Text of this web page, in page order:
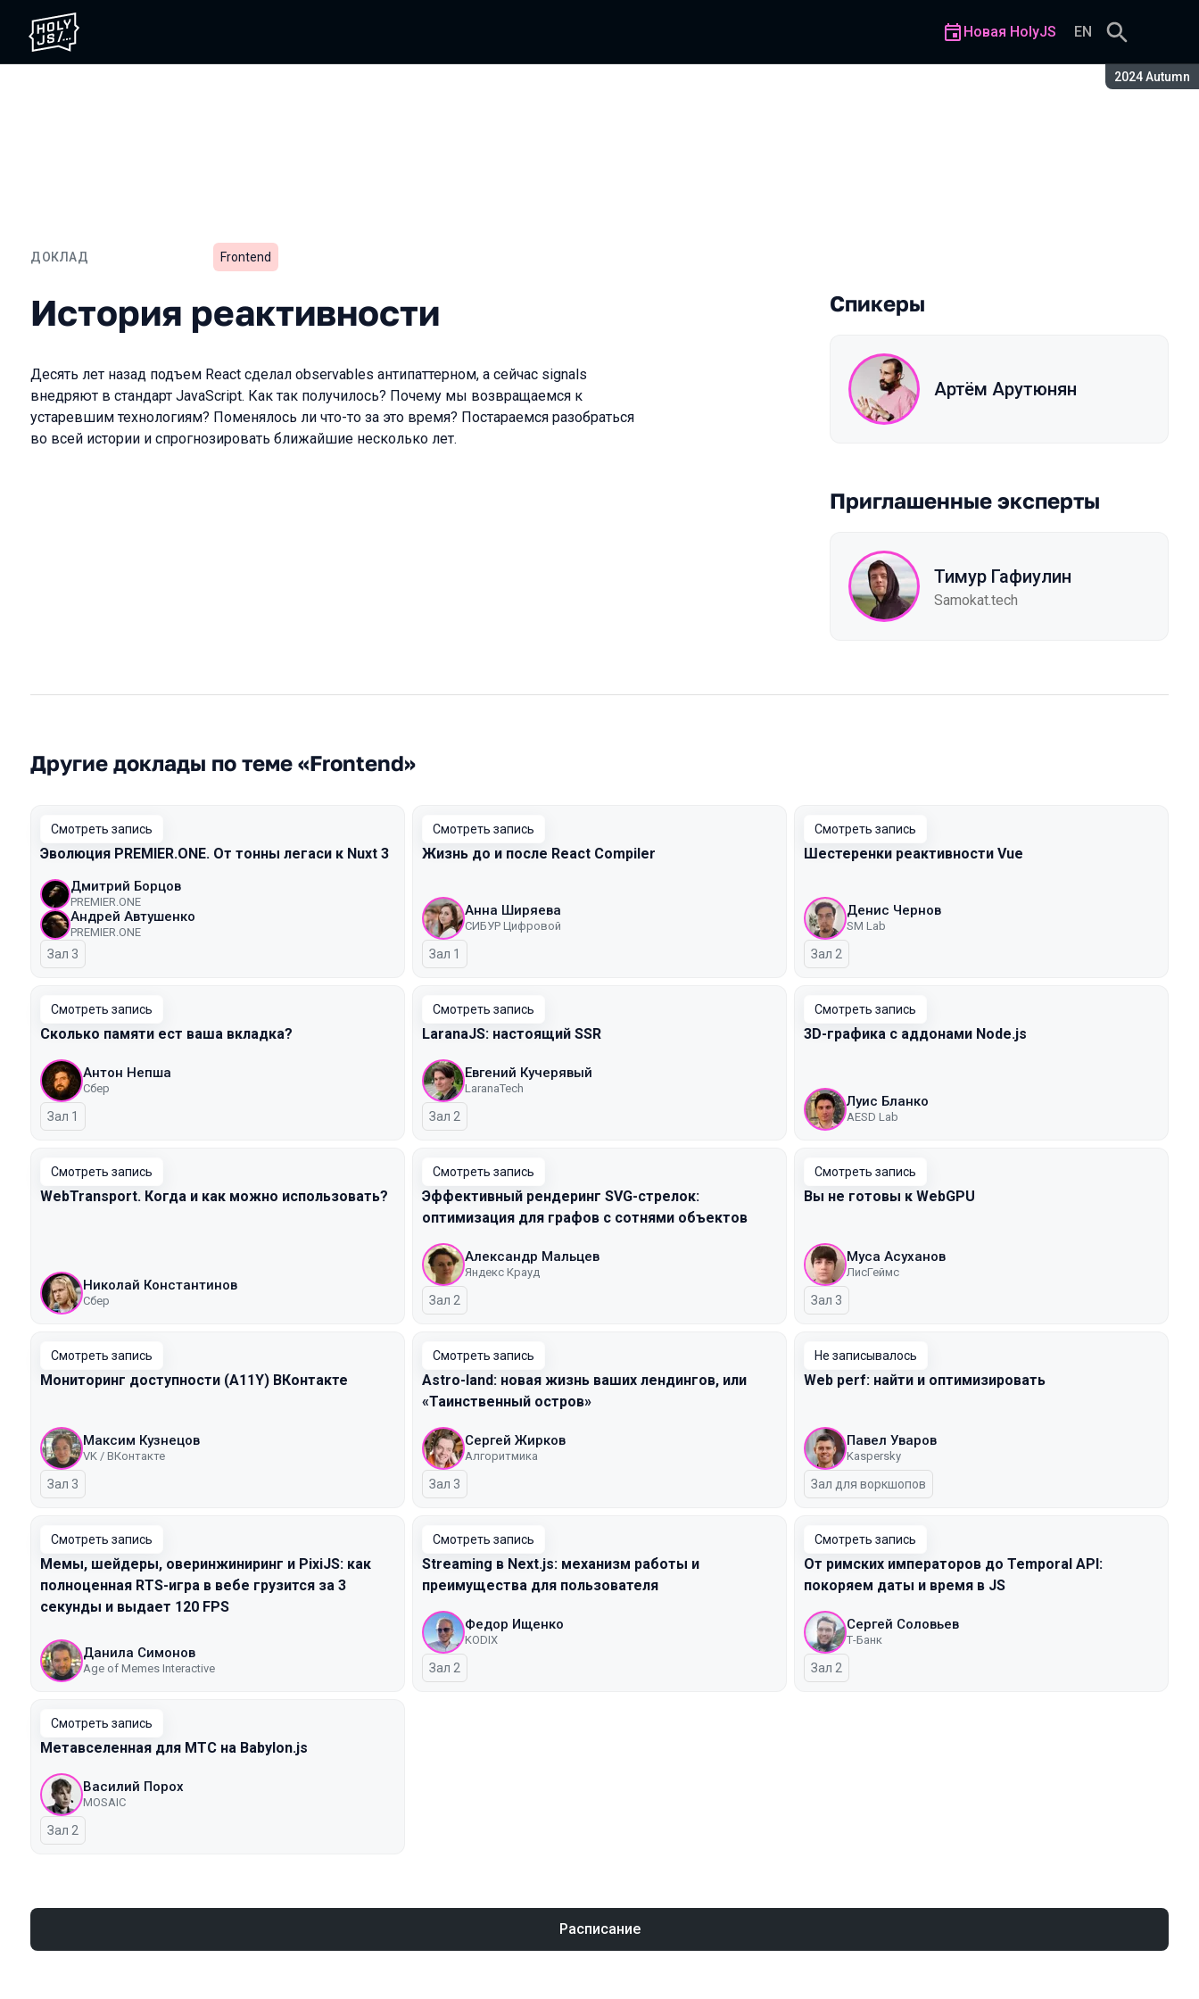
Сезон:
2024 Autumn
Новая HolyJS EN
ДОКЛАД
История реактивности
Frontend
История реактивности
Десять лет назад подъем React сделал observables антипаттерном, а сейчас signals
внедряют в стандарт JavaScript. Как так получилось? Почему мы возвращаемся к
устаревшим технологиям? Поменялось ли что-то за это время? Постараемся разобраться
во всей истории и спрогнозировать ближайшие несколько лет.
Спикеры
Артём Арутюнян
Приглашенные эксперты
Тимур Гафиулин
Samokat.tech
Другие доклады по теме «Frontend»
Смотреть запись
Эволюция PREMIER.ONE. От тонны легаси к Nuxt 3
Дмитрий Борцов
PREMIER.ONE
Андрей Автушенко
PREMIER.ONE
Зал 3
Смотреть запись
Жизнь до и после React Compiler
Анна Ширяева
СИБУР Цифровой
Зал 1
Смотреть запись
Шестеренки реактивности Vue
Денис Чернов
SM Lab
Зал 2
Смотреть запись
Сколько памяти ест ваша вкладка?
Антон Непша
Сбер
Зал 1
Смотреть запись
LaranaJS: настоящий SSR
Евгений Кучерявый
LaranaTech
Зал 2
Смотреть запись
3D-графика с аддонами Node.js
Луис Бланко
AESD Lab
Смотреть запись
WebTransport. Когда и как можно использовать?
Николай Константинов
Сбер
Смотреть запись
Эффективный рендеринг SVG-стрелок:
оптимизация для графов с сотнями объектов
Александр Мальцев
Яндекс Крауд
Зал 2
Смотреть запись
Вы не готовы к WebGPU
Муса Асуханов
ЛисГеймс
Зал 3
Смотреть запись
Мониторинг доступности (A11Y) ВКонтакте
Максим Кузнецов
VK / ВКонтакте
Зал 3
Смотреть запись
Astro-land: новая жизнь ваших лендингов, или
«Таинственный остров»
Сергей Жирков
Алгоритмика
Зал 3
Не записывалось
Web perf: найти и оптимизировать
Павел Уваров
Kaspersky
Зал для воркшопов
Смотреть запись
Мемы, шейдеры, оверинжиниринг и PixiJS: как
полноценная RTS-игра в вебе грузится за 3
секунды и выдает 120 FPS
Данила Симонов
Age of Memes Interactive
Смотреть запись
Streaming в Next.js: механизм работы и
преимущества для пользователя
Федор Ищенко
KODIX
Зал 2
Смотреть запись
От римских императоров до Temporal API:
покоряем даты и время в JS
Сергей Соловьев
Т-Банк
Зал 2
Смотреть запись
Метавселенная для МТС на Babylon.js
Василий Порох
MOSAIC
Зал 2
Расписание